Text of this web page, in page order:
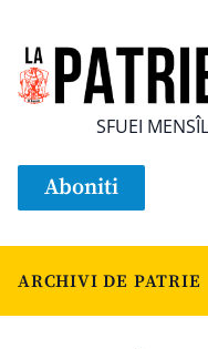
SFUEI
Aboniti
ARCHIVI DE PATRIE